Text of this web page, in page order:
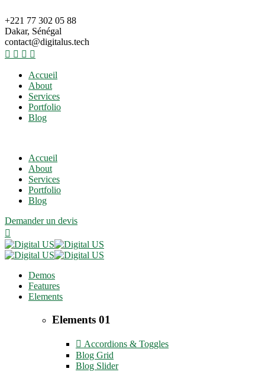
+221 77 302 05 88
Dakar, Sénégal
contact@digitalus.tech
Accueil
About
Services
Portfolio
Blog
Accueil
About
Services
Portfolio
Blog
Demander un devis
Demos
Features
Elements
Elements 01
Accordions & Toggles
Blog Grid
Blog Slider